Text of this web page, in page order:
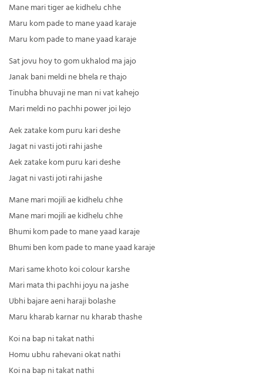
Mane mari tiger ae kidhelu chhe
Maru kom pade to mane yaad karaje
Maru kom pade to mane yaad karaje
Sat jovu hoy to gom ukhalod ma jajo
Janak bani meldi ne bhela re thajo
Tinubha bhuvaji ne man ni vat kahejo
Mari meldi no pachhi power joi lejo
Aek zatake kom puru kari deshe
Jagat ni vasti joti rahi jashe
Aek zatake kom puru kari deshe
Jagat ni vasti joti rahi jashe
Mane mari mojili ae kidhelu chhe
Mane mari mojili ae kidhelu chhe
Bhumi kom pade to mane yaad karaje
Bhumi ben kom pade to mane yaad karaje
Mari same khoto koi colour karshe
Mari mata thi pachhi joyu na jashe
Ubhi bajare aeni haraji bolashe
Maru kharab karnar nu kharab thashe
Koi na bap ni takat nathi
Homu ubhu rahevani okat nathi
Koi na bap ni takat nathi